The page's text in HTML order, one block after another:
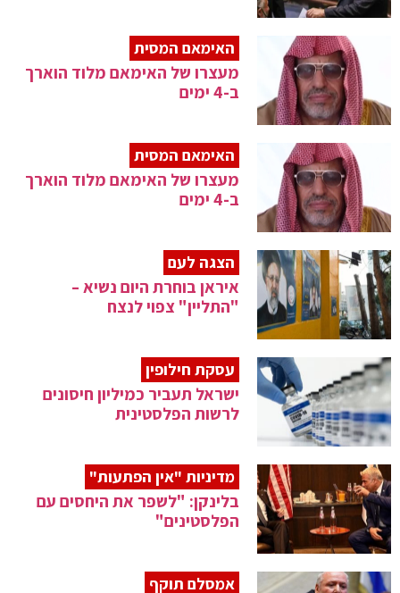
האימאם המסית
מעצרו של האימאם מלוד הוארך
ב-4 ימים
האימאם המסית
מעצרו של האימאם מלוד הוארך
ב-4 ימים
הצגה לעם
איראן בוחרת היום נשיא –
"התליין" צפוי לנצח
עסקת חילופין
ישראל תעביר כמיליון חיסונים
לרשות הפלסטינית
מדיניות "אין הפתעות"
בלינקן: "לשפר את היחסים עם
הפלסטינים"
אמסלם תוקף